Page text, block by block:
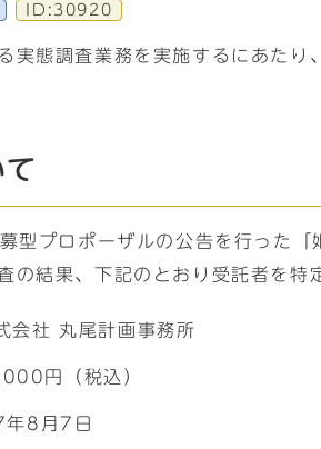
ID:30920
実態調査業務を実施するにあたり
型プロポーザルの公告を行った「
の結果、下記のとおり受託者を特
社 丸尾計画事務所
円（税込）
8月7日